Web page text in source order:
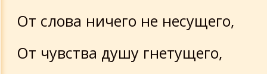
От слова ничего не несущего,
От чувства душу гнетущего,